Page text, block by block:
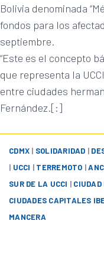
Bolivia denominada
fondos para los
septiembre.
“Este es el concepto
que representa la
entre ciudades
Fernández.[:]
CDMX | SOLIDARIDAD |
| UCCI | TERREMOTO |
SUR DE LA UCCI | CIUDAD
CIUDADES CAPITALES
MANCERA